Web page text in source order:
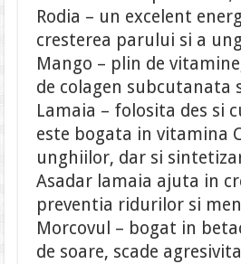
Rodia – un excelent
cresterea parului si a
Mango – plin de
de colagen subcutanata
Lamaia – folosita des si
este bogata in vitamina
unghiilor, dar si
Asadar lamaia ajuta in
preventia ridurilor si
Morcovul – bogat in
de soare, scade